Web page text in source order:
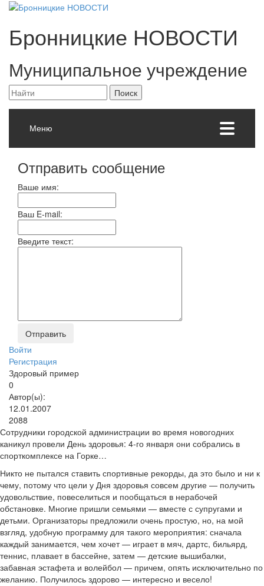
Бронницкие НОВОСТИ
Муниципальное учреждение
Меню
Отправить сообщение
Ваше имя:
Ваш E-mail:
Введите текст:
Войти
Регистрация
Здоровый пример
0
Автор(ы):
12.01.2007
2088
Сотрудники городской администрации во время новогодних
каникул провели День здоровья: 4-го января они собрались в
спорткомплексе на Горке…
Никто не пытался ставить спортивные рекорды, да это было и ни к
чему, потому что цели у Дня здоровья совсем другие — получить
удовольствие, повеселиться и пообщаться в нерабочей
обстановке. Многие пришли семьями — вместе с супругами и
детьми. Организаторы предложили очень простую, но, на мой
взгляд, удобную программу для такого мероприятия: сначала
каждый занимается, чем хочет — играет в мяч, дартс, бильярд,
теннис, плавает в бассейне, затем — детские вышибалки,
забавная эстафета и волейбол — причем, опять исключительно по
желанию. Получилось здорово — интересно и весело!